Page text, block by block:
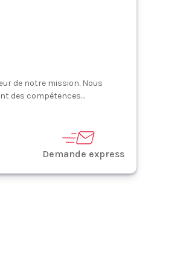
de notre mission. Nous
des compétences...
Demande express